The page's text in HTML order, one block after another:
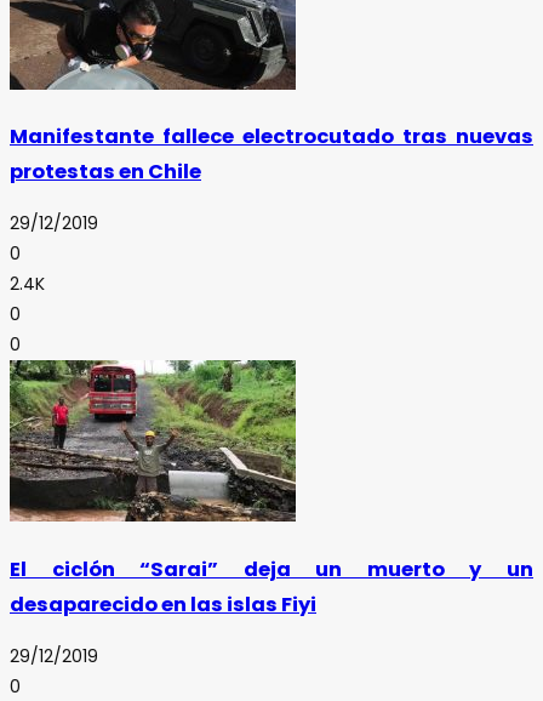
Manifestante fallece electrocutado tras nuevas
protestas en Chile
29/12/2019
0
2.4K
0
0
El ciclón “Sarai” deja un muerto y un
desaparecido en las islas Fiyi
29/12/2019
0